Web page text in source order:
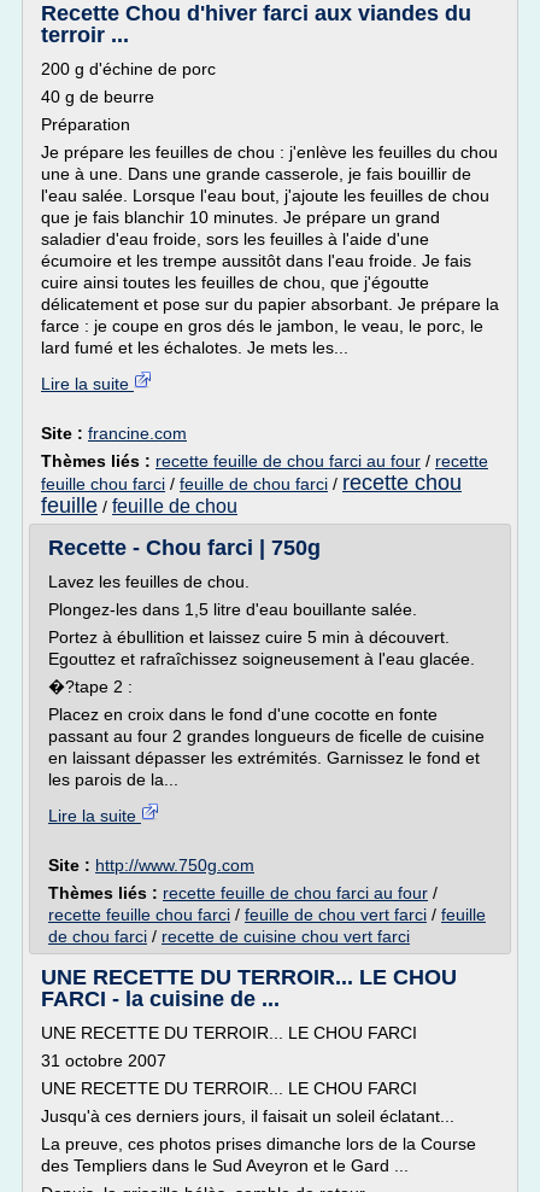
Recette Chou d'hiver farci aux viandes du
terroir ...
200 g d'échine de porc
40 g de beurre
Préparation
Je prépare les feuilles de chou : j'enlève les feuilles du chou
une à une. Dans une grande casserole, je fais bouillir de
l'eau salée. Lorsque l'eau bout, j'ajoute les feuilles de chou
que je fais blanchir 10 minutes. Je prépare un grand
saladier d'eau froide, sors les feuilles à l'aide d'une
écumoire et les trempe aussitôt dans l'eau froide. Je fais
cuire ainsi toutes les feuilles de chou, que j'égoutte
délicatement et pose sur du papier absorbant. Je prépare la
farce : je coupe en gros dés le jambon, le veau, le porc, le
lard fumé et les échalotes. Je mets les...
Lire la suite
Site : francine.com
Thèmes liés : recette feuille de chou farci au four / recette
feuille chou farci / feuille de chou farci / recette chou
feuille / feuille de chou
Recette - Chou farci | 750g
Lavez les feuilles de chou.
Plongez-les dans 1,5 litre d'eau bouillante salée.
Portez à ébullition et laissez cuire 5 min à découvert.
Egouttez et rafraîchissez soigneusement à l'eau glacée.
�?tape 2 :
Placez en croix dans le fond d'une cocotte en fonte
passant au four 2 grandes longueurs de ficelle de cuisine
en laissant dépasser les extrémités. Garnissez le fond et
les parois de la...
Lire la suite
Site : http://www.750g.com
Thèmes liés : recette feuille de chou farci au four /
recette feuille chou farci / feuille de chou vert farci / feuille
de chou farci / recette de cuisine chou vert farci
UNE RECETTE DU TERROIR... LE CHOU
FARCI - la cuisine de ...
UNE RECETTE DU TERROIR... LE CHOU FARCI
31 octobre 2007
UNE RECETTE DU TERROIR... LE CHOU FARCI
Jusqu'à ces derniers jours, il faisait un soleil éclatant...
La preuve, ces photos prises dimanche lors de la Course
des Templiers dans le Sud Aveyron et le Gard ...